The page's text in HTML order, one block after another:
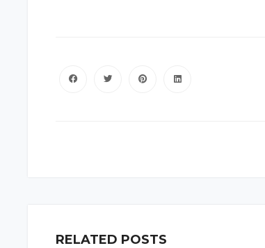
RELATED POSTS